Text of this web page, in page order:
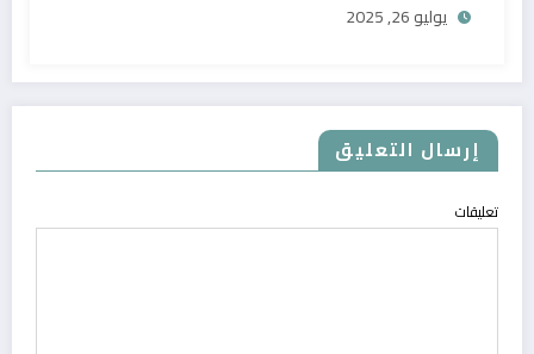
يوليو 26, 2025
إرسال التعليق
تعليقات